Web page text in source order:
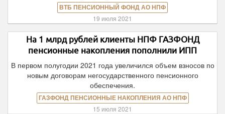
ВТБ ПЕНСИОННЫЙ ФОНД АО НПФ
19 июля 2021
На 1 млрд рублей клиенты НПФ ГАЗФОНД
пенсионные накопления пополнили ИПП
В первом полугодии 2021 года увеличился объем взносов по
новым договорам негосударственного пенсионного
обеспечения.
ГАЗФОНД ПЕНСИОННЫЕ НАКОПЛЕНИЯ АО НПФ
15 июля 2021